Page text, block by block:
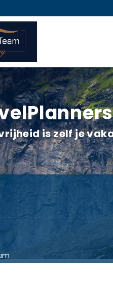
is zelf je
AI Planner